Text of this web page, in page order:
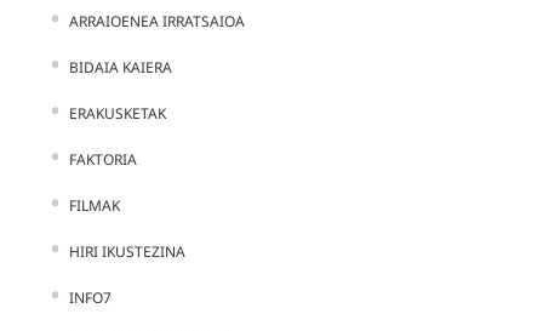
ARRAIOENEA IRRATSAIOA
BIDAIA KAIERA
ERAKUSKETAK
FAKTORIA
FILMAK
HIRI IKUSTEZINA
INFO7